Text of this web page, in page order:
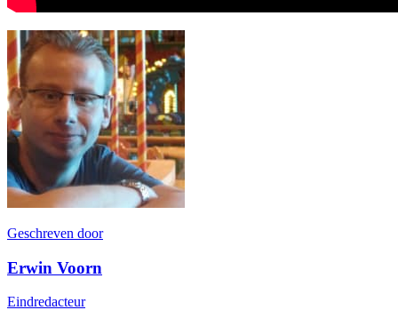
Geschreven door
Erwin Voorn
Eindredacteur